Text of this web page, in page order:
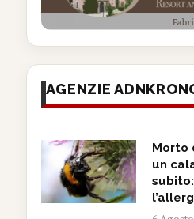
AGENZIE
Morto
un